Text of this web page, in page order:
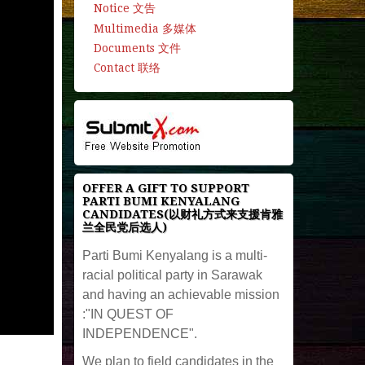
Notice 文告
Multimedia 多媒体
Documents 文件
Contact 联络
OFFER A GIFT TO SUPPORT
PARTI BUMI KENYALANG
CANDIDATES(以财礼方式来支援肯雅
兰全民党后选人)
Parti Bumi Kenyalang is a multi-
racial political party in Sarawak
and having an achievable mission
:"IN QUEST OF
INDEPENDENCE".
We plan to field candidates in the